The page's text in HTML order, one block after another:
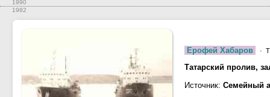
1990
1982
Ерофей Хабаров ·
Татарский пролив,
Источник: Семейный